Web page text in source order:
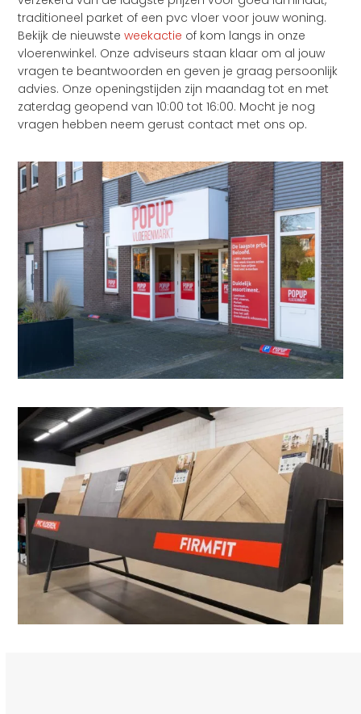
traditioneel parket of een pvc vloer voor jouw woning.
Bekijk de nieuwsteweekactie of kom langs in onze
vloerenwinkel. Onze adviseurs staan klaar om al jouw
vragen te beantwoorden en geven je graag persoonlijk
advies. Onze openingstijden zijn maandag tot en met
zaterdag geopend van 10:00 tot 16:00. Mocht je nog
vragen hebben neem gerust contact met ons op.